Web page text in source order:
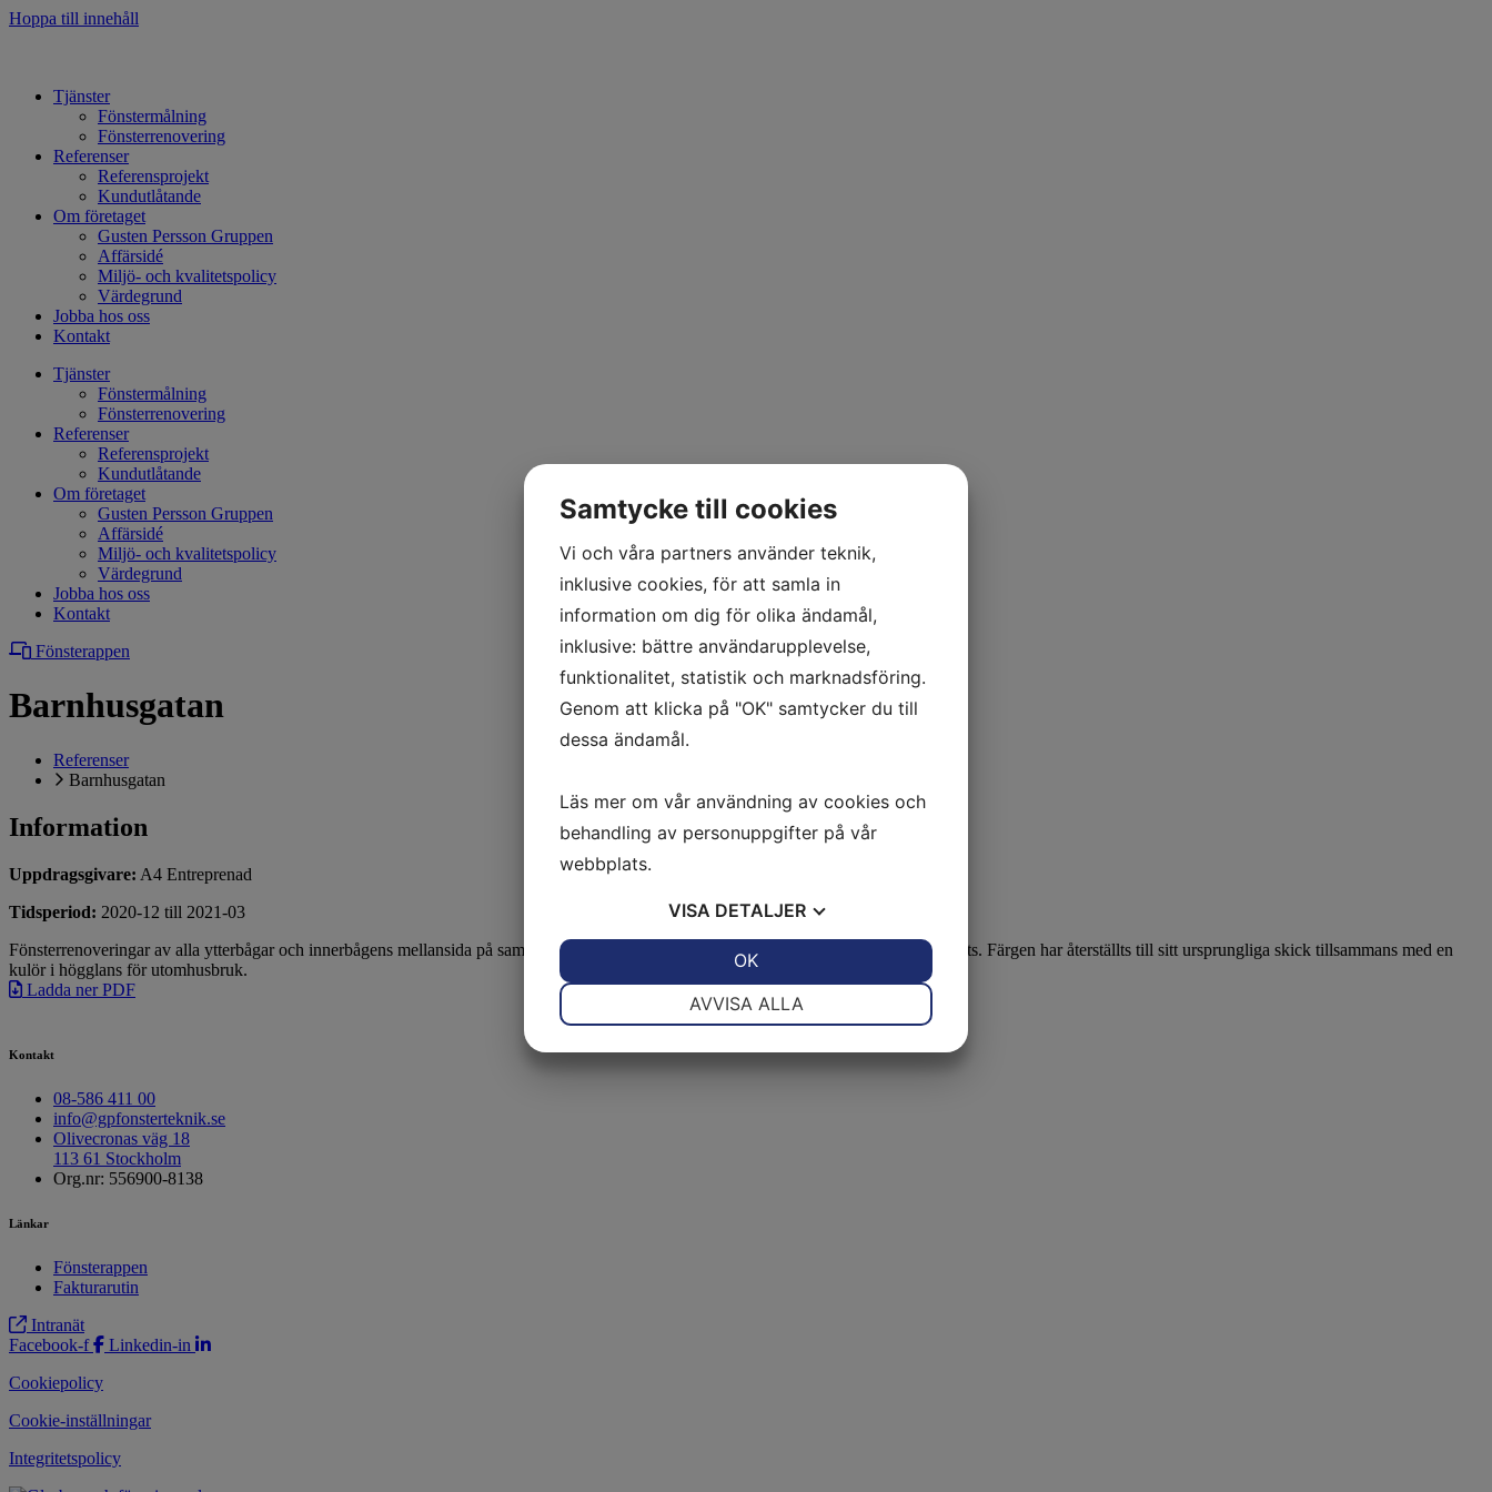
Hoppa till innehåll
Tjänster
Fönstermålning
Fönsterrenovering
Referenser
Referensprojekt
Kundutlåtande
Om företaget
Gusten Persson Gruppen
Affärsidé
Miljö- och kvalitetspolicy
Värdegrund
Jobba hos oss
Kontakt
Tjänster
Fönstermålning
Fönsterrenovering
Referenser
Referensprojekt
Kundutlåtande
Om företaget
Gusten Persson Gruppen
Affärsidé
Miljö- och kvalitetspolicy
Värdegrund
Jobba hos oss
Kontakt
Fönsterappen
Barnhusgatan
Referenser
Barnhusgatan
Information
Uppdragsgivare: A4 Entreprenad
Tidsperiod: 2020-12 till 2021-03
Fönsterrenoveringar av alla ytterbågar och innerbågens mellansida på samtliga fönster. Fönster på både gatu- och gårdsfasad har renoverats. Färgen har återställts till sitt ursprungliga skick tillsammans med en
kulör i högglans för utomhusbruk.
Ladda ner PDF
Kontakt
08-586 411 00
info@gpfonsterteknik.se
Olivecronas väg 18
113 61 Stockholm
Org.nr: 556900-8138
Länkar
Fönsterappen
Fakturarutin
Intranät
Facebook-f
Linkedin-in
Cookiepolicy
Cookie-inställningar
Integritetspolicy
Samtycke till cookies
Vi och våra partners använder teknik,
inklusive cookies, för att samla in
information om dig för olika ändamål,
inklusive: bättre användarupplevelse,
funktionalitet, statistik och marknadsföring.
Genom att klicka på "OK" samtycker du till
dessa ändamål.
Läs mer om vår användning av cookies och
behandling av personuppgifter på vår
webbplats.
VISA DETALJER
AVVISA ALLA
OK